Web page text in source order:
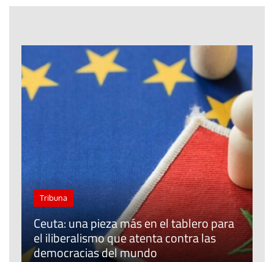
Tribuna
Ceuta: una pieza más en el tablero para
el iliberalismo que atenta contra las
democracias del mundo